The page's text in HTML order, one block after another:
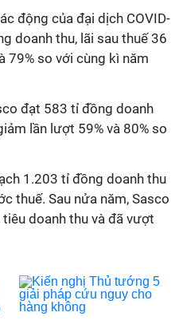
động của đại dịch COVID-
doanh thu, lãi sau thuế 36
79% so với cùng kì năm
đạt 583 tỉ đồng doanh
lần lượt 59% và 80% so
1.203 tỉ đồng doanh thu
thuế. Sau nửa năm, Sasco
doanh thu và đã vượt